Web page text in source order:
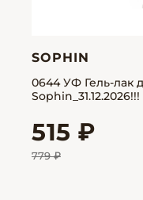
SOPHIN
0644 УФ Гель-лак
Sophin_31.12.2026!!!
515 ₽
779 ₽